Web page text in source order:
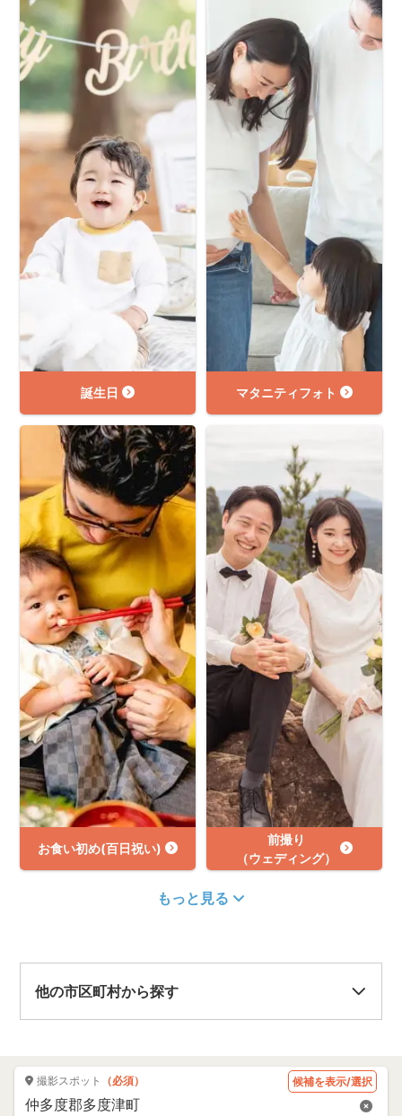
誕生日 マタニティフォト
お食い初め(百日祝い)
前撮り
（ウェディング）
もっと見る
他の市区町村から探す
撮影スポット （必須） 候補を表示/選択